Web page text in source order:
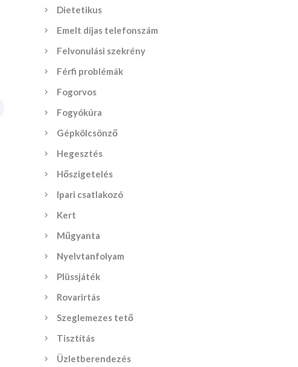
Dietetikus
Emelt díjas telefonszám
Felvonulási szekrény
Férfi problémák
Fogorvos
Fogyókúra
Gépkölcsönző
Hegesztés
Hőszigetelés
Ipari csatlakozó
Kert
Műgyanta
Nyelvtanfolyam
Plüssjáték
Rovarirtás
Szeglemezes tető
Tisztítás
Üzletberendezés